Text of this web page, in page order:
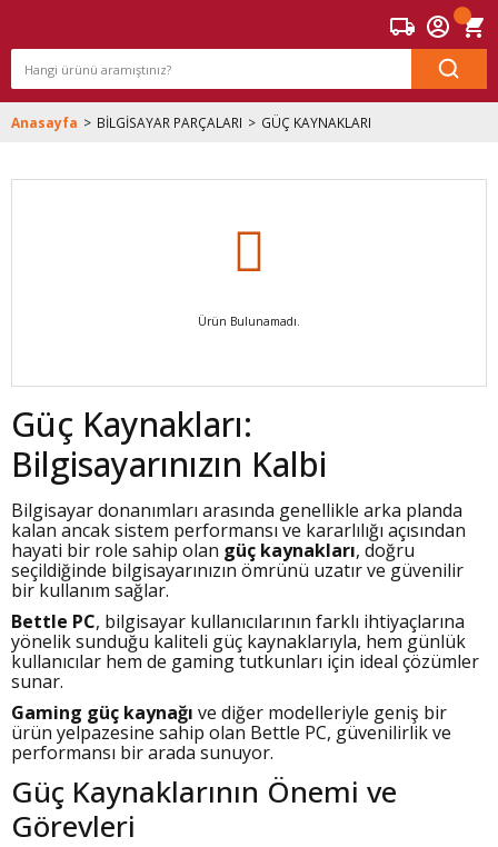
Anasayfa BİLGİSAYAR PARÇALARI GÜÇ KAYNAKLARI
Ürün Bulunamadı.
Güç Kaynakları:
Bilgisayarınızın Kalbi
Bilgisayar donanımları arasında genellikle arka planda
kalan ancak sistem performansı ve kararlılığı açısından
hayati bir role sahip olan güç kaynakları, doğru
seçildiğinde bilgisayarınızın ömrünü uzatır ve güvenilir
bir kullanım sağlar.
Bettle PC, bilgisayar kullanıcılarının farklı ihtiyaçlarına
yönelik sunduğu kaliteli güç kaynaklarıyla, hem günlük
kullanıcılar hem de gaming tutkunları için ideal çözümler
sunar.
Gaming güç kaynağı ve diğer modelleriyle geniş bir
ürün yelpazesine sahip olan Bettle PC, güvenilirlik ve
performansı bir arada sunuyor.
Güç Kaynaklarının Önemi ve
Görevleri